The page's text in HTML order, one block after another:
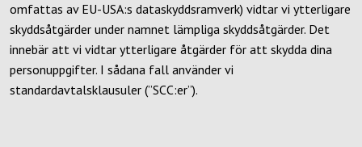
omfattas av EU-USA:s dataskyddsramverk) vidtar vi ytterligare
skyddsåtgärder under namnet lämpliga skyddsåtgärder. Det
innebär att vi vidtar ytterligare åtgärder för att skydda dina
personuppgifter. I sådana fall använder vi
standardavtalsklausuler (”SCC:er”).